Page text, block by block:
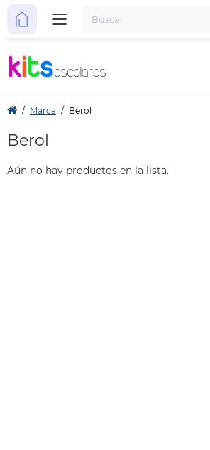
Marca Berol
Berol
Aún no hay productos en la lista.